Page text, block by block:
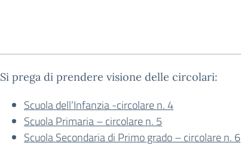
Si prega di prendere visione delle circolari:
Scuola dell’Infanzia -circolare n. 4
Scuola Primaria – circolare n. 5
Scuola Secondaria di Primo grado – circolare n. 6